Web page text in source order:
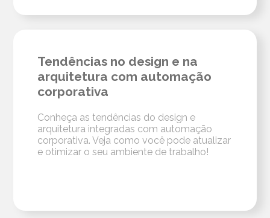
Tendências no design e na
arquitetura com automação
corporativa
Conheça as tendências do design e
arquitetura integradas com automação
corporativa. Veja como você pode atualizar
e otimizar o seu ambiente de trabalho!